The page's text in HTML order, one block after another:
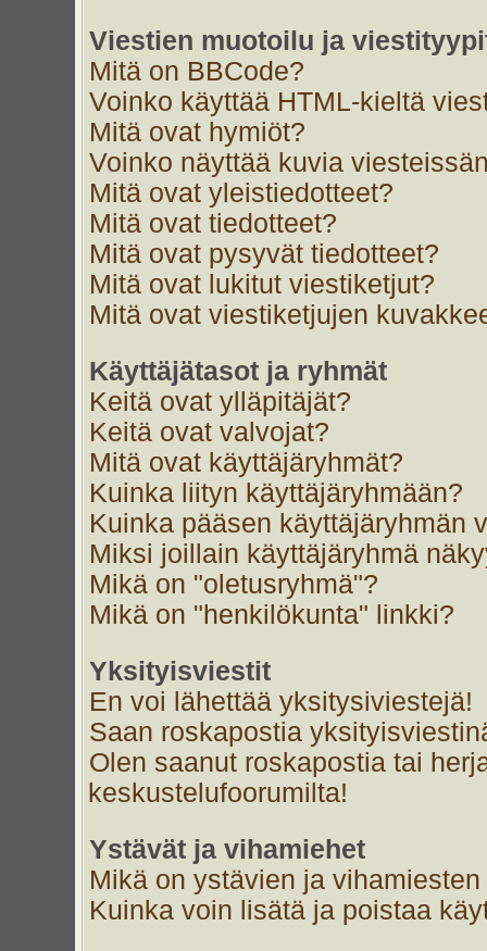
Viestien muotoilu ja
Mitä on BBCode?
Voinko käyttää HTML-kieltä
Mitä ovat hymiöt?
Voinko näyttää kuvia
Mitä ovat yleistiedotteet?
Mitä ovat tiedotteet?
Mitä ovat pysyvät tiedotteet?
Mitä ovat lukitut viestiketjut?
Mitä ovat viestiketjujen
Käyttäjätasot ja ryhmät
Keitä ovat ylläpitäjät?
Keitä ovat valvojat?
Mitä ovat käyttäjäryhmät?
Kuinka liityn käyttäjäryhmään?
Kuinka pääsen käyttäjäryhmän
Miksi joillain käyttäjäryhmä
Mikä on "oletusryhmä"?
Mikä on "henkilökunta" linkki?
Yksityisviestit
En voi lähettää yksitysiviestejä!
Saan roskapostia
Olen saanut roskapostia tai
keskustelufoorumilta!
Ystävät ja vihamiehet
Mikä on ystävien ja
Kuinka voin lisätä ja poistaa